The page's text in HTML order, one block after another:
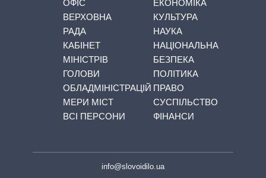
ОФІС
ВЕРХОВНА
РАДА
КАБІНЕТ
МІНІСТРІВ
ГОЛОВИ
ОБЛАДМІНІСТРАЦІЙ
МЕРИ МІСТ
ВСІ ПЕРСОНИ
ЕКОНОМІКА
КУЛЬТУРА
НАУКА
НАЦІОНАЛЬНА
БЕЗПЕКА
ПОЛІТИКА
ПРАВО
СУСПІЛЬСТВО
ФІНАНСИ
info@slovoidilo.ua